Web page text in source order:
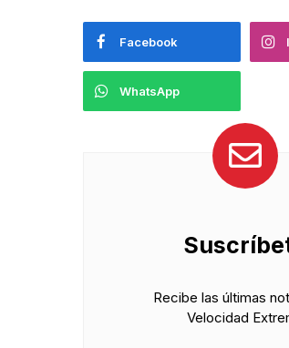
Facebook
WhatsApp
Recibe las últimas
Velocidad